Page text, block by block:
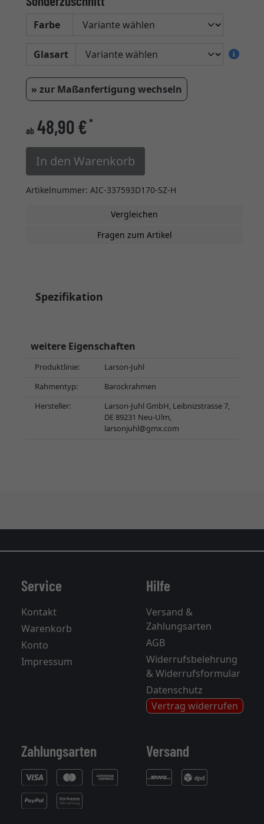
Farbe
Glasart
» zur Maßanfertigung wechseln
ab 48,90 €*
In den Warenkorb
Artikelnummer: AIC-337593D170-SZ-H
Vergleichen
Fragen zum Artikel
Spezifikation
weitere Eigenschaften
Produktlinie:
Larson-Juhl
Rahmentyp:
Barockrahmen
Hersteller:
Larson-Juhl GmbH, Leibnizstrasse 7,
DE 89231 Neu-Ulm,
larsonjuhl@gmx.com
Service
Kontakt
Warenkorb
Konto
Impressum
Hilfe
Versand &
Zahlungsarten
AGB
Widerrufsbelehrung
& Widerrufsformular
Datenschutz
Vertrag widerrufen
Zahlungsarten Versand